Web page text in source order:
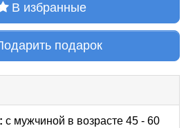
В избранные
подарок
:с мужчиной в возрасте 45 - 60